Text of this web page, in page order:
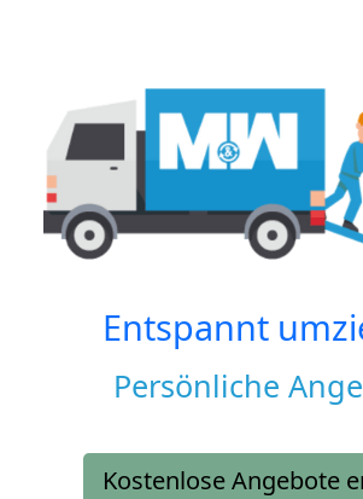
Entspannt
Persönliche
Kostenlose Angebote